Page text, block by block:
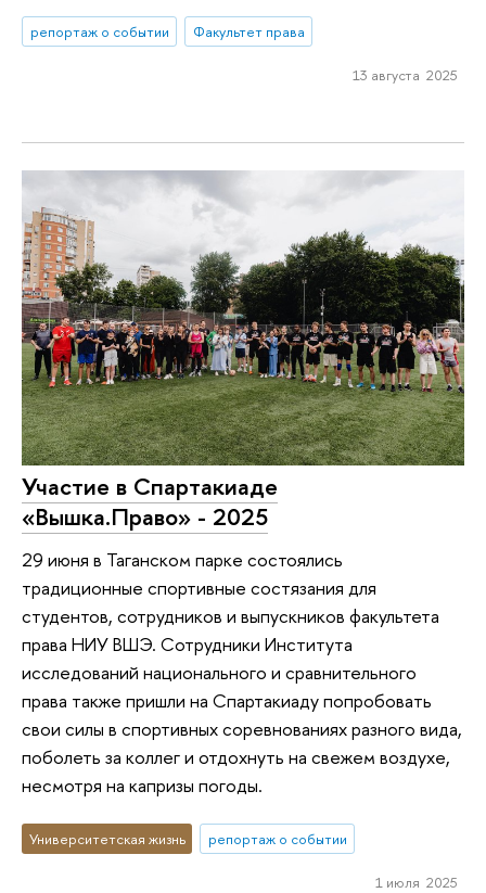
репортаж о событии Факультет права
13 августа 2025
Участие в Спартакиаде
«Вышка.Право» - 2025
29 июня в Таганском парке состоялись
традиционные спортивные состязания для
студентов, сотрудников и выпускников факультета
права НИУ ВШЭ. Сотрудники Института
исследований национального и сравнительного
права также пришли на Спартакиаду попробовать
свои силы в спортивных соревнованиях разного вида,
поболеть за коллег и отдохнуть на свежем воздухе,
несмотря на капризы погоды.
Университетская жизнь репортаж о событии
1 июля 2025